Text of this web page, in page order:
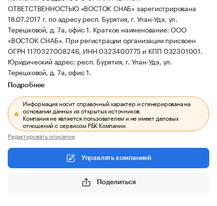
ОТВЕТСТВЕННОСТЬЮ «ВОСТОК СНАБ» зарегистрирована
18.07.2017 г. по адресу респ. Бурятия, г. Улан-Удэ, ул.
Терешковой, д. 7а, офис 1. Краткое наименование: ООО
«ВОСТОК СНАБ». При регистрации организации присвоен
ОГРН 1170327008246, ИНН 0323400775 и КПП 032301001.
Юридический адрес: респ. Бурятия, г. Улан-Удэ, ул.
Терешковой, д. 7а, офис 1.
Подробнее
Информация носит справочный характер и сгенерирована на
основании данных из открытых источников.
Компания не является пользователем и не имеет деловых
отношений с сервисом РБК Компании.
Редактировать описание
Управлять компанией
Поделиться